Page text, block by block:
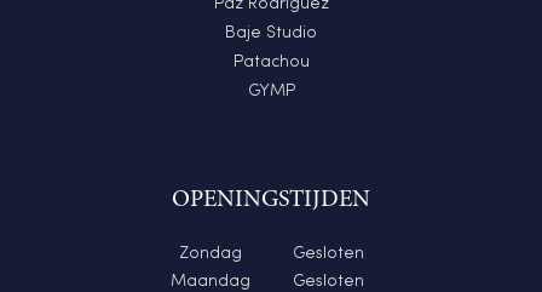
Paz Rodriguez
Baje Studio
Patachou
GYMP
OPENINGSTIJDEN
Zondag
Gesloten
Maandag
Gesloten